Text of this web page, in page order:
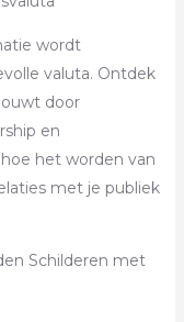
wordt
valuta. Ontdek
door
en
het worden van
met je publiek
Schilderen met